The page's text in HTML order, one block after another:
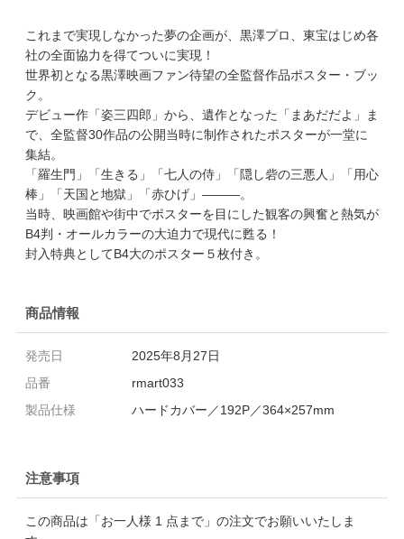
これまで実現しなかった夢の企画が、黒澤プロ、東宝はじめ各
社の全面協力を得てついに実現！
世界初となる黒澤映画ファン待望の全監督作品ポスター・ブッ
ク。
デビュー作「姿三四郎」から、遺作となった「まあだだよ」ま
で、全監督30作品の公開当時に制作されたポスターが一堂に
集結。
「羅生門」「生きる」「七人の侍」「隠し砦の三悪人」「用心
棒」「天国と地獄」「赤ひげ」―――。
当時、映画館や街中でポスターを目にした観客の興奮と熱気が
B4判・オールカラーの大迫力で現代に甦る！
封入特典としてB4大のポスター５枚付き。
商品情報
発売日
2025年8月27日
品番
rmart033
製品仕様
ハードカバー／192P／364×257mm
注意事項
この商品は「お一人様 1 点まで」の注文でお願いいたしま